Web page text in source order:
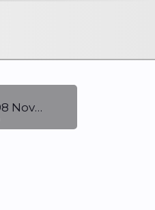
Regional FM98 NovaWeb